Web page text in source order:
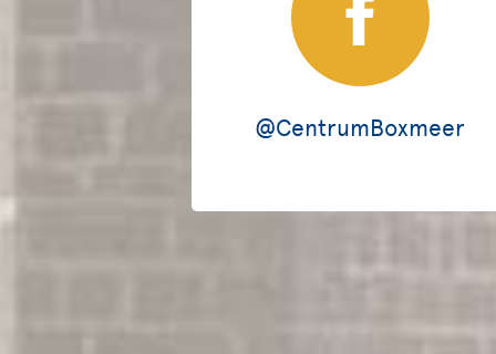
@CentrumBoxmeer